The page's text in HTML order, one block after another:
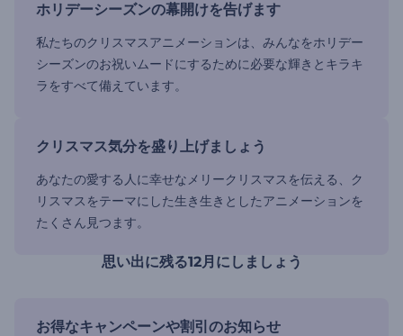
ホリデーシーズンの幕開けを告げます
私たちのクリスマスアニメーションは、みんなをホリデー
シーズンのお祝いムードにするために必要な輝きとキラキ
ラをすべて備えています。
クリスマス気分を盛り上げましょう
あなたの愛する人に幸せなメリークリスマスを伝える、ク
リスマスをテーマにした生き生きとしたアニメーションを
たくさん見つます。
思い出に残る12月にしましょう
お得なキャンペーンや割引のお知らせ